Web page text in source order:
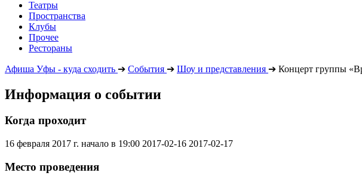
Театры
Пространства
Клубы
Прочее
Рестораны
Афиша Уфы - куда сходить ➔ События ➔ Шоу и представления ➔ Концерт группы
Информация о событии
Когда проходит
16 февраля 2017 г. начало в 19:00 2017-02-16 2017-02-17
Место проведения